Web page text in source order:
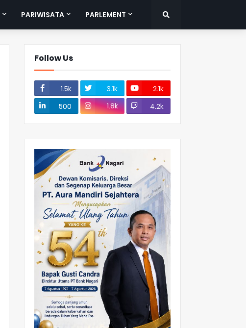
PARIWISATA PARLEMENT
Follow Us
1.5k 3.1k
2.1k
500
1.8k 4.2k